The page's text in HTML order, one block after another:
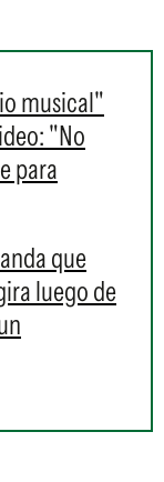
musical"
"No
para
que
luego de